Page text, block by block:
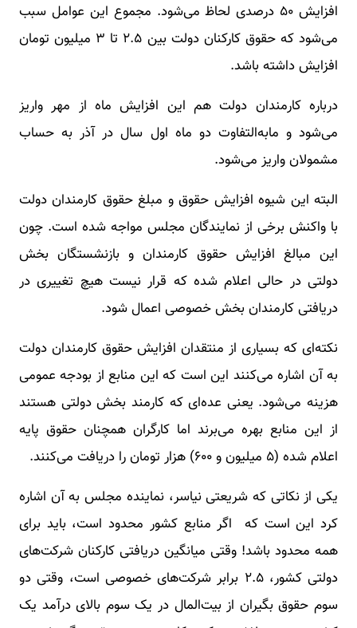
افزایش ۵۰ درصدی لحاظ می‌شود. مجموع این عوامل سبب
می‌شود که حقوق کارکنان دولت بین ۲.۵ تا ۳ میلیون تومان
افزایش داشته باشد.
درباره کارمندان دولت هم این افزایش ماه از مهر واریز
می‌شود و مابه‌التفاوت دو ماه اول سال در آذر به حساب
مشمولان واریز می‌شود.
البته این شیوه افزایش حقوق و مبلغ حقوق کارمندان دولت
با واکنش برخی از نمایندگان مجلس مواجه شده است. چون
این مبالغ افزایش حقوق کارمندان و بازنشستگان بخش
دولتی در حالی اعلام شده که قرار نیست هیچ تغییری در
دریافتی کارمندان بخش خصوصی اعمال شود.
نکته‌ای که بسیاری از منتقدان افزایش حقوق کارمندان دولت
به آن اشاره می‌کنند این است که این منابع از بودجه عمومی
هزینه می‌شود. یعنی عده‌ای که کارمند بخش دولتی هستند
از این منابع بهره می‌برند اما کارگران همچنان حقوق پایه
اعلام شده (۵ میلیون و ۶۰۰) هزار تومان را دریافت می‌کنند.
یکی از نکاتی که شریعتی نیاسر، نماینده مجلس به آن اشاره
کرد این است که اگر منابع کشور محدود است، باید برای
همه محدود باشد! وقتی میانگین دریافتی کارکنان شرکت‌های
دولتی کشور، ۲.۵ برابر شرکت‌های خصوصی است، وقتی دو
سوم حقوق بگیران از بیت‌المال در یک سوم بالای درآمد یک